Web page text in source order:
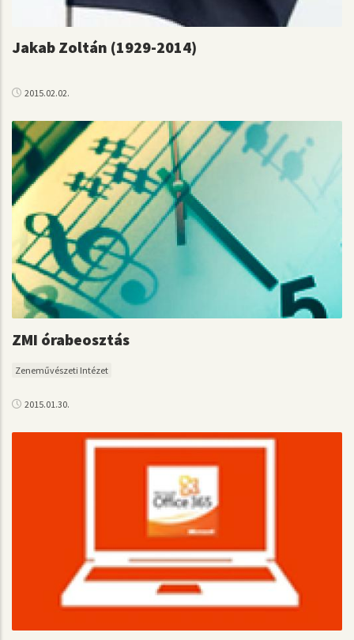
Jakab Zoltán (1929-2014)
2015.02.02.
ZMI órabeosztás
Zeneművészeti Intézet
2015.01.30.